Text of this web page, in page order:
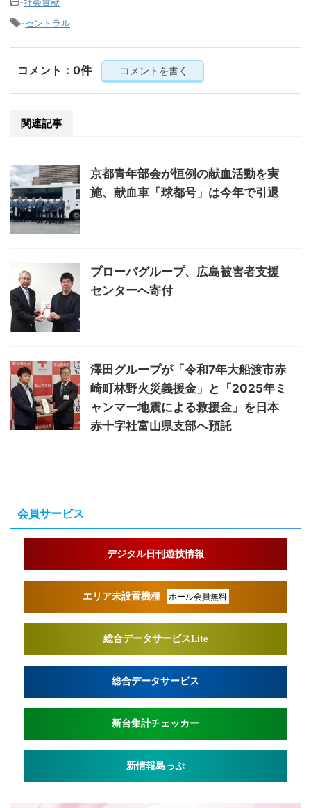
-セントラル
コメント：0件 コメントを書く
関連記事
京都青年部会が恒例の献血活動を実
施、献血車「球都号」は今年で引退
プローバグループ、広島被害者支援
センターへ寄付
澤田グループが「令和7年大船渡市赤
崎町林野火災義援金」と「2025年ミ
ャンマー地震による救援金」を日本
赤十字社富山県支部へ預託
会員サービス
デジタル日刊遊技情報
エリア未設置機種 ホール会員無料
総合データサービスLite
総合データサービス
新台集計チェッカー
新情報島っぷ